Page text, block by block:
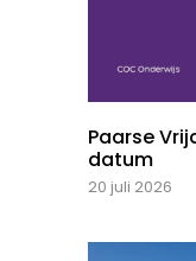
Paarse
datum
20 juli 2026